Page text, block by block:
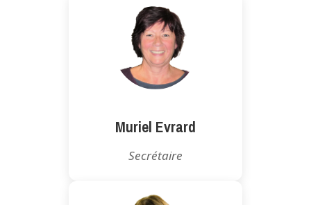
Muriel Evrard
Secrétaire